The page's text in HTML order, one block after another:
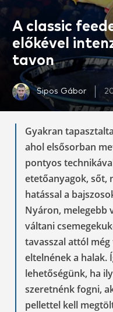
A classic
előkével
tavon
Sipos Gábor
Gyakran
ahol elsősorban
pontyos
etetőanyagok, sőt,
hatással a
Nyáron, melegebb
váltani
tavasszal attól
eltelnének a halak.
lehetőségünk, ha
szeretnénk fogni,
pellettel kell